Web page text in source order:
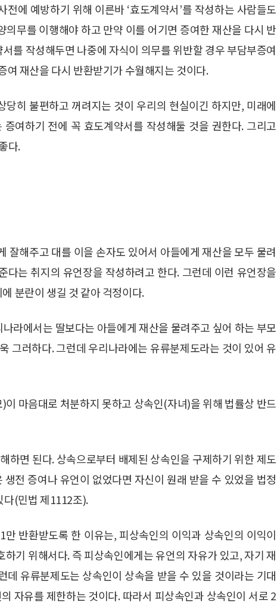
에 예방하기 위해 이른바 ‘효도계약서’를 작성하는 사람들도
무를 이행해야 하고 만약 이를 어기면 증여한 재산을 다시 반
를 작성해두면 나중에 자식이 의무를 위반할 경우 부담부증여
여 재산을 다시 반환받기가 수월해지는 것이다.
히 불편하고 꺼려지는 것이 우리의 현실이긴 하지만, 미래에
여하기 전에 꼭 효도계약서를 작성해둘 것을 권한다. 그리고
다.
잘해주고 대를 이을 손자도 있어서 아들에게 재산을 모두 물려
다는 취지의 유언장을 작성하려고 한다. 그런데 이런 유언장을
분란이 생길 것 같아 걱정이다.
라에서는 딸보다는 아들에게 재산을 물려주고 싶어 하는 부모
그러하다. 그런데 우리나라에는 유류분제도라는 것이 있어 유
마음대로 처분하지 못하고 상속인(자녀)을 위해 법률상 반드
하면 된다. 상속으로부터 배제된 상속인을 구제하기 위한 제도
전 증여나 유언이 없었다면 자신이 원래 받을 수 있었을 법정
다(민법 제1112조).
반환받도록 한 이유는, 피상속인의 이익과 상속인의 이익이
기 위해서다. 즉 피상속인에게는 유언의 자유가 있고, 자기 재
데 유류분제도는 상속인이 상속을 받을 수 있을 것이라는 기대
자유를 제한하는 것이다. 따라서 피상속인과 상속인이 서로 2